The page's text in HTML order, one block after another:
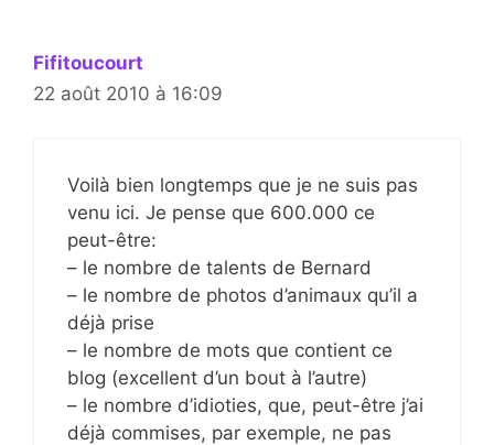
Fifitoucourt
22 août 2010 à 16:09
Voilà bien longtemps que je ne suis pas
venu ici. Je pense que 600.000 ce
peut-être:
– le nombre de talents de Bernard
– le nombre de photos d’animaux qu’il a
déjà prise
– le nombre de mots que contient ce
blog (excellent d’un bout à l’autre)
– le nombre d’idioties, que, peut-être j’ai
déjà commises, par exemple, ne pas